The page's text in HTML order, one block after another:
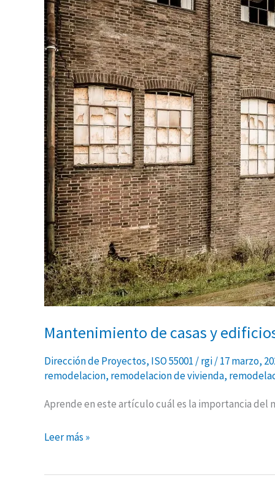
Mantenimiento de casas y
Dirección de Proyectos, ISO 55001 /rgi/17 marzo,
remodelacion, remodelacion de vivienda,
Aprende en este artículo cuál es la importancia del
Leer más »